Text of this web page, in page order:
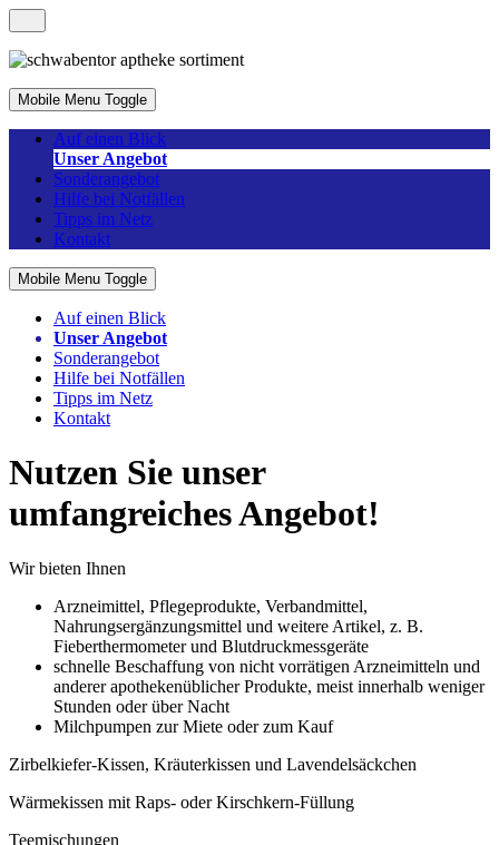
Mobile Menu Toggle
Auf einen Blick
Unser Angebot
Sonderangebot
Hilfe bei Notfällen
Tipps im Netz
Kontakt
Mobile Menu Toggle
Auf einen Blick
Unser Angebot
Sonderangebot
Hilfe bei Notfällen
Tipps im Netz
Kontakt
Nutzen Sie unser
umfangreiches Angebot!
Wir bieten Ihnen
Arzneimittel, Pflegeprodukte, Verbandmittel,
Nahrungsergänzungsmittel und weitere Artikel, z. B.
Fieberthermometer und Blutdruckmessgeräte
schnelle Beschaffung von nicht vorrätigen Arzneimitteln und
anderer apothekenüblicher Produkte, meist innerhalb weniger
Stunden oder über Nacht
Milchpumpen zur Miete oder zum Kauf
Zirbelkiefer-Kissen, Kräuterkissen und Lavendelsäckchen
Wärmekissen mit Raps- oder Kirschkern-Füllung
Teemischungen